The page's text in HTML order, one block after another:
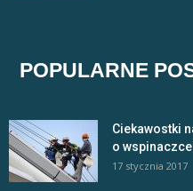
POPULARNE
Ciekawostki
o
17 stycznia 2017